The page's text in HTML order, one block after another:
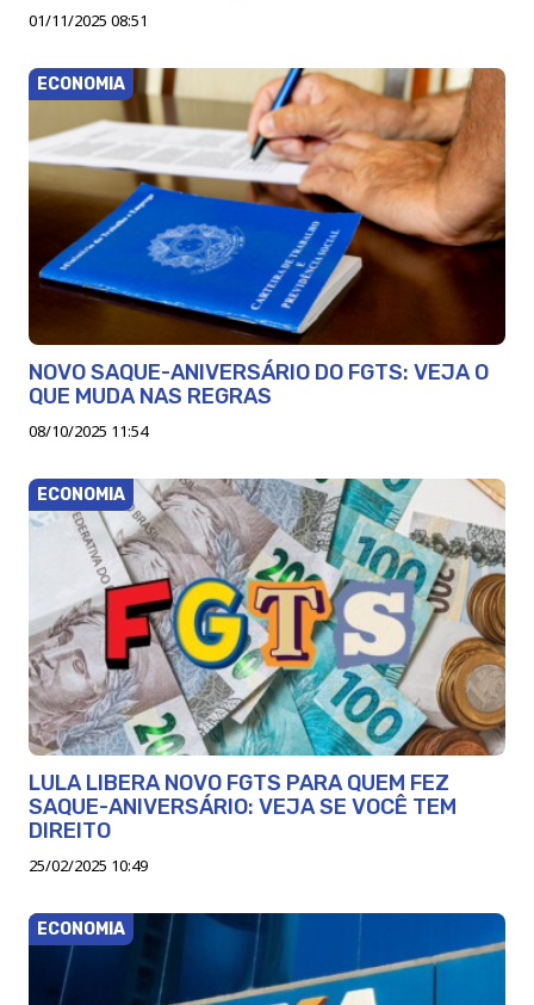
01/11/2025 08:51
ECONOMIA
NOVO SAQUE-ANIVERSÁRIO DO FGTS: VEJA O
QUE MUDA NAS REGRAS
08/10/2025 11:54
ECONOMIA
LULA LIBERA NOVO FGTS PARA QUEM FEZ
SAQUE-ANIVERSÁRIO: VEJA SE VOCÊ TEM
DIREITO
25/02/2025 10:49
ECONOMIA